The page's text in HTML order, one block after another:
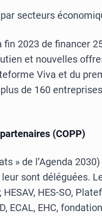
secteurs
2023 de financer
et nouvelles
Viva et du
de 160
(COPP)
» de l’Agenda 2030)
sont déléguées.
HESAV, HES-SO,
ECAL, EHC,